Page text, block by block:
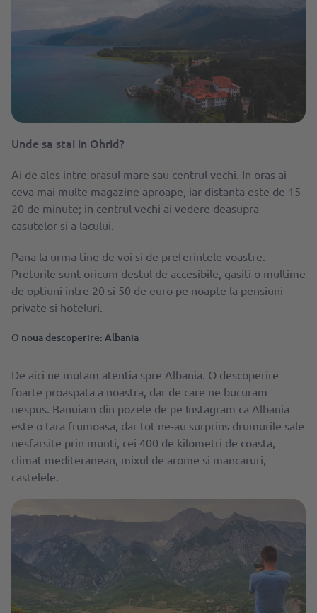
Unde sa stai in Ohrid?
Ai de ales intre orasul mare sau centrul vechi. In oras ai
ceva mai multe magazine aproape, iar distanta este de 15-
20 de minute; in centrul vechi ai vedere deasupra
casutelor si a lacului.
Pana la urma tine de voi si de preferintele voastre.
Preturile sunt oricum destul de accesibile, gasiti o multime
de optiuni intre 20 si 50 de euro pe noapte la pensiuni
private si hoteluri.
O noua descoperire: Albania
De aici ne mutam atentia spre Albania. O descoperire
foarte proaspata a noastra, dar de care ne bucuram
nespus. Banuiam din pozele de pe Instagram ca Albania
este o tara frumoasa, dar tot ne-au surprins drumurile sale
nesfarsite prin munti, cei 400 de kilometri de coasta,
climat mediteranean, mixul de arome si mancaruri,
castelele.